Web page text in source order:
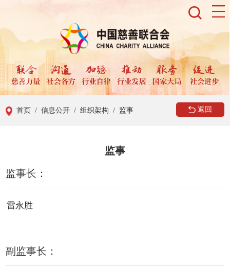
首页 / 信息公开 / 组织架构 / 监事 返回
监事
监事长：
雷永胜
副监事长：